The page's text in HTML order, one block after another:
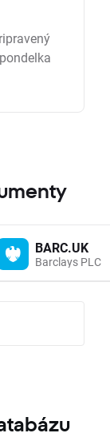
BARC.UK
Barclays PLC